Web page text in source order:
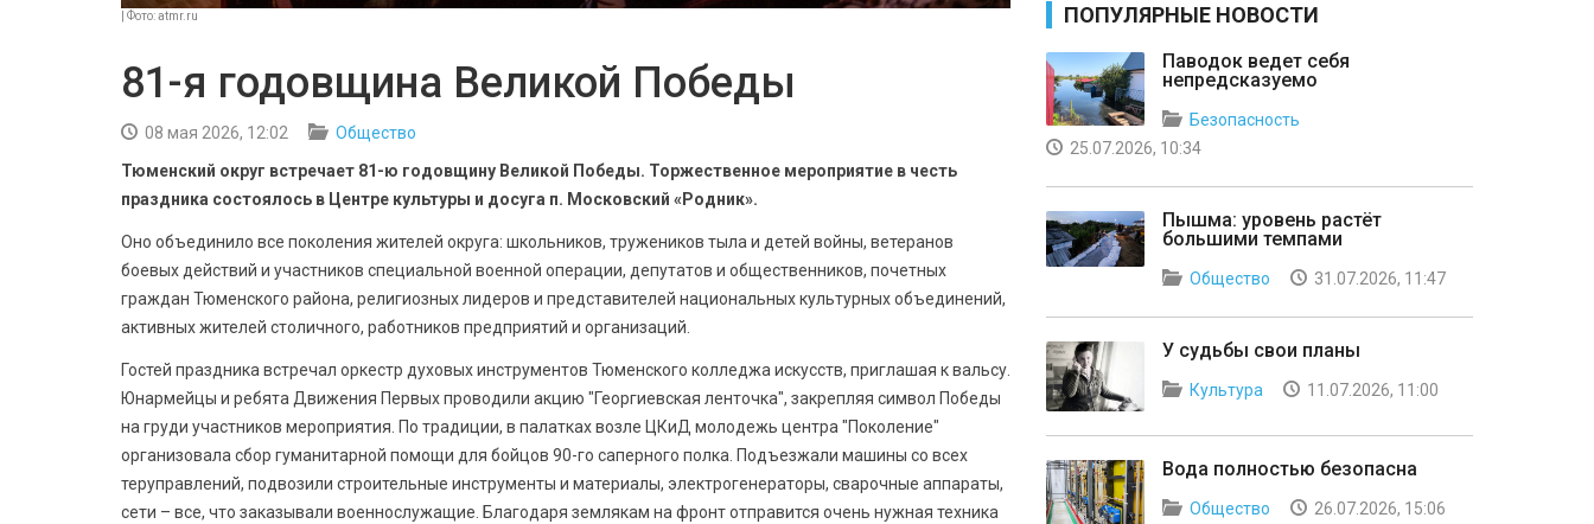
| Фото: atmr.ru
81-я годовщина Великой Победы
08 мая 2026, 12:02
Общество
Тюменский округ встречает 81-ю годовщину Великой Победы. Торжественное мероприятие в честь
праздника состоялось в Центре культуры и досуга п. Московский «Родник».
Оно объединило все поколения жителей округа: школьников, тружеников тыла и детей войны, ветеранов
боевых действий и участников специальной военной операции, депутатов и общественников, почетных
граждан Тюменского района, религиозных лидеров и представителей национальных культурных объединений,
активных жителей столичного, работников предприятий и организаций.
Гостей праздника встречал оркестр духовых инструментов Тюменского колледжа искусств, приглашая к вальсу.
Юнармейцы и ребята Движения Первых проводили акцию "Георгиевская ленточка", закрепляя символ Победы
на груди участников мероприятия. По традиции, в палатках возле ЦКиД молодежь центра "Поколение"
организовала сбор гуманитарной помощи для бойцов 90-го саперного полка. Подъезжали машины со всех
теруправлений, подвозили строительные инструменты и материалы, электрогенераторы, сварочные аппараты,
сети – все, что заказывали военнослужащие. Благодаря землякам на фронт отправится очень нужная техника
ПОПУЛЯРНЫЕ НОВОСТИ
Паводок ведет себя
непредсказуемо
Безопасность
25.07.2026, 10:34
Пышма: уровень растёт
большими темпами
Общество 31.07.2026, 11:47
У судьбы свои планы
Культура 11.07.2026, 11:00
Вода полностью безопасна
Общество 26.07.2026, 15:06